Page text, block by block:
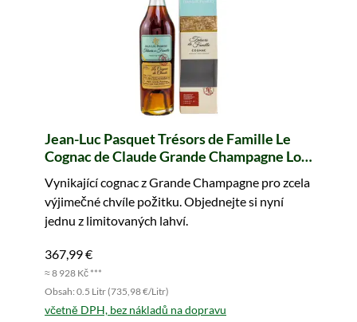
Jean-Luc Pasquet Trésors de Famille Le
Cognac de Claude Grande Champagne Lot
Vynikající cognac z Grande Champagne pro zcela
výjimečné chvíle požitku. Objednejte si nyní
jednu z limitovaných lahví.
367,99 €
≈ 8 928 Kč ***
Obsah: 0.5 Litr (735,98 €/Litr)
včetně DPH, bez nákladů na dopravu